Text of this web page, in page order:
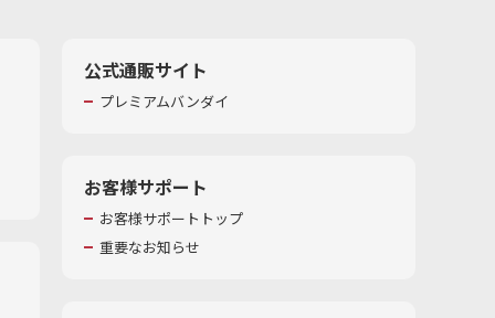
公式通販サイト
プレミアムバンダイ
お客様サポート
お客様サポートトップ
重要なお知らせ